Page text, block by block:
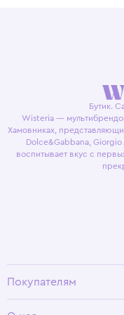
Бутик.
Wisteria —
Хамовниках,
Dolce&Gabbana, Giorgio
воспитывает вкус с
Покупателям